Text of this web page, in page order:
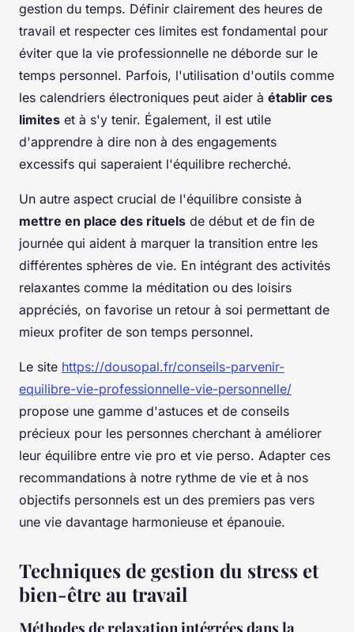
gestion du temps. Définir clairement des heures de
travail et respecter ces limites est fondamental pour
éviter que la vie professionnelle ne déborde sur le
temps personnel. Parfois, l'utilisation d'outils comme
les calendriers électroniques peut aider à établir ces
limites et à s'y tenir. Également, il est utile
d'apprendre à dire non à des engagements
excessifs qui saperaient l'équilibre recherché.
Un autre aspect crucial de l'équilibre consiste à
mettre en place des rituels de début et de fin de
journée qui aident à marquer la transition entre les
différentes sphères de vie. En intégrant des activités
relaxantes comme la méditation ou des loisirs
appréciés, on favorise un retour à soi permettant de
mieux profiter de son temps personnel.
Le site https://dousopal.fr/conseils-parvenir-
equilibre-vie-professionnelle-vie-personnelle/
propose une gamme d'astuces et de conseils
précieux pour les personnes cherchant à améliorer
leur équilibre entre vie pro et vie perso. Adapter ces
recommandations à notre rythme de vie et à nos
objectifs personnels est un des premiers pas vers
une vie davantage harmonieuse et épanouie.
Techniques de gestion du stress et
bien-être au travail
Méthodes de relaxation intégrées dans la